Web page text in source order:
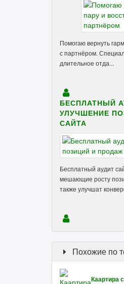
Помогаю вернуть
с партнёром.
длительное отда...
БЕСПЛАТНЫЙ
УЛУЧШЕНИЕ
САЙТА
Бесплатный аудит
мешающие росту
также улучшат
Похожие по
Каартира